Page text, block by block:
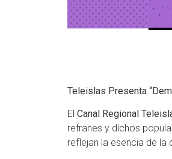
Teleislas Presenta
El Canal Regional
refranes y dichos
reflejan la esencia de la